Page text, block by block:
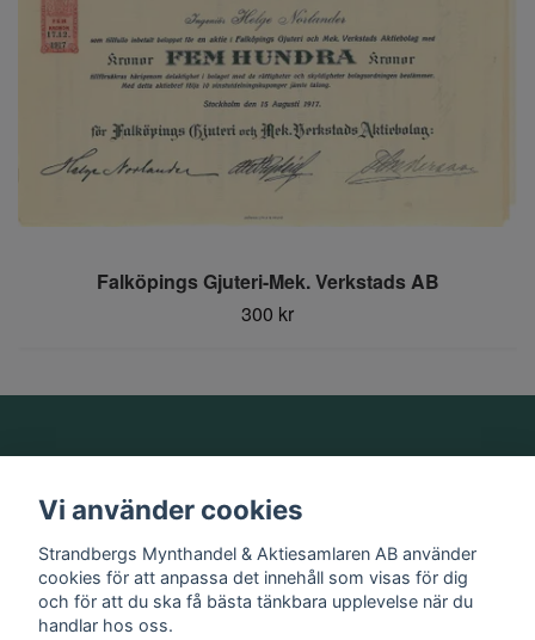
Falköpings Gjuteri-Mek. Verkstads AB
300 kr
Information
Sociala medier
Vi använder cookies
Strandbergs Mynthandel & Aktiesamlaren AB använder
cookies för att anpassa det innehåll som visas för dig
och för att du ska få bästa tänkbara upplevelse när du
handlar hos oss.